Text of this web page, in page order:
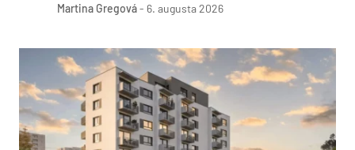
Martina Gregová- 6. augusta 2026